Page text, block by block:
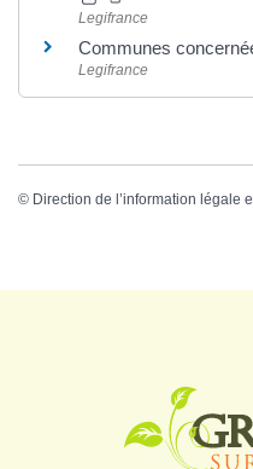
Legifrance
Communes
Legifrance
© Direction de l’information légale